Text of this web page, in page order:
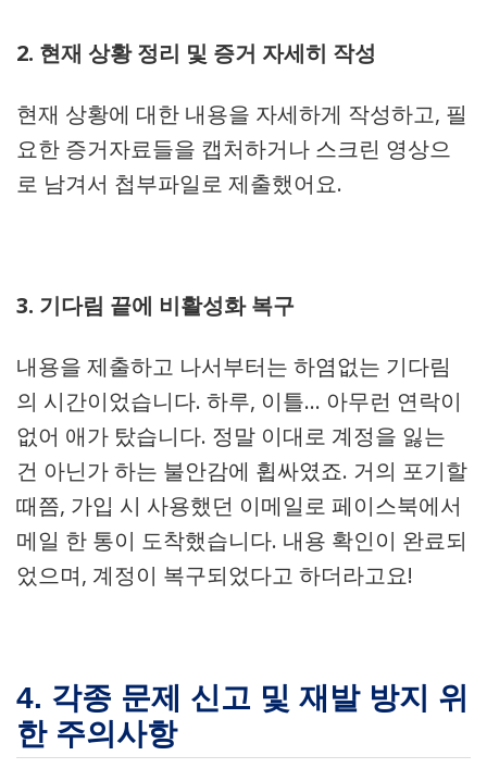
2. 현재 상황 정리 및 증거 자세히 작성
현재 상황에 대한 내용을 자세하게 작성하고, 필
요한 증거자료들을 캡처하거나 스크린 영상으
로 남겨서 첩부파일로 제출했어요.
3. 기다림 끝에 비활성화 복구
내용을 제출하고 나서부터는 하염없는 기다림
의 시간이었습니다. 하루, 이틀… 아무런 연락이
없어 애가 탔습니다. 정말 이대로 계정을 잃는
건 아닌가 하는 불안감에 휩싸였죠. 거의 포기할
때쯤, 가입 시 사용했던 이메일로 페이스북에서
메일 한 통이 도착했습니다. 내용 확인이 완료되
었으며, 계정이 복구되었다고 하더라고요!
4. 각종 문제 신고 및 재발 방지 위
한 주의사항